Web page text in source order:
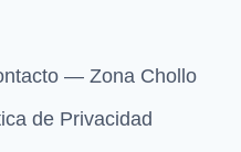
— Zona Chollo
de Privacidad